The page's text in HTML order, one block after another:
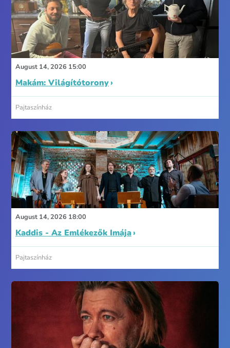
August 14, 2026 15:00
Makám: Világítótorony
Pajtaszínház
August 14, 2026 18:00
Kaddis - Az Emlékezők Imája
Pajtaszínház